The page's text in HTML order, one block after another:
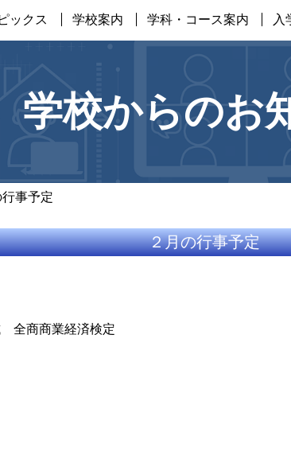
ックス 学校案内 学科・コース案内 入
学校からのお
事予定
２月の行事予定
全商商業経済検定